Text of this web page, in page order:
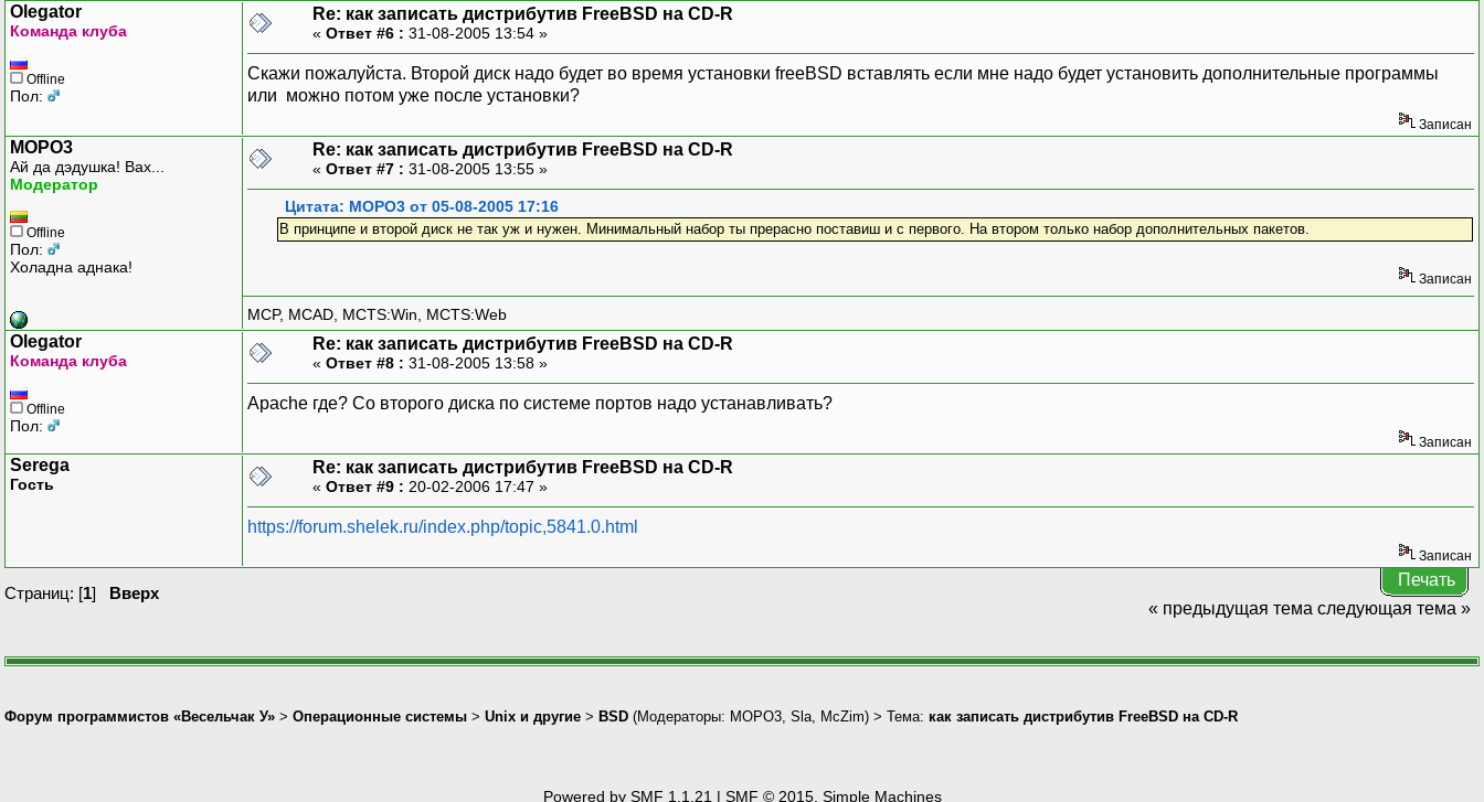
Olegator
Команда клуба
Offline
Пол:
Re: как записать дистрибутив FreeBSD на CD-R
« Ответ #6 : 31-08-2005 13:54 »
Скажи пожалуйста. Второй диск надо будет во время установки freeBSD вставлять если мне надо будет установить дополнительные программы
или можно потом уже после установки?
Записан
MOPO3
Ай да дэдушка! Вах...
Модератор
Offline
Пол:
Холадна аднака!
Re: как записать дистрибутив FreeBSD на CD-R
« Ответ #7 : 31-08-2005 13:55 »
Цитата: MOPO3 от 05-08-2005 17:16
В принципе и второй диск не так уж и нужен. Минимальный набор ты прерасно поставиш и с первого. На втором только набор дополнительных пакетов.
Записан
MCP, MCAD, MCTS:Win, MCTS:Web
Olegator
Команда клуба
Offline
Пол:
Re: как записать дистрибутив FreeBSD на CD-R
« Ответ #8 : 31-08-2005 13:58 »
Apache где? Со второго диска по системе портов надо устанавливать?
Записан
Serega
Гость
Re: как записать дистрибутив FreeBSD на CD-R
« Ответ #9 : 20-02-2006 17:47 »
https://forum.shelek.ru/index.php/topic,5841.0.html
Записан
Страниц: [1] Вверх
Печать
« предыдущая тема следующая тема »
Форум программистов «Весельчак У» > Операционные системы > Unix и другие > BSD (Модераторы: MOPO3 Sla McZim) > Тема: как записать дистрибутив FreeBSD на CD-R
Powered by SMF 1.1.21 | SMF © 2015, Simple Machines